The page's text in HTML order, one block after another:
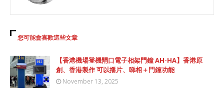
您可能會喜歡這些文章
【香港機場登機閘口電子相架門鐘 AH-HA】香港原
創、香港製作 可以播片、睇相＋門鐘功能
November 13, 2025